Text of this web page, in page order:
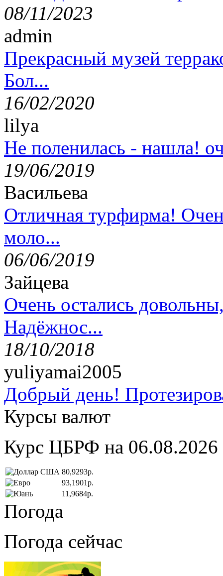
08/11/2023
admin
Прекрасный музей
Бол...
16/02/2020
lilya
Не поленилась - нашла!
19/06/2019
Васильева
Отличная турфирма!
моло...
06/06/2019
Зайцева
Очень остались
Надёжнос...
18/10/2018
yuliyamai2005
Добрый день!
Курсы валют
Курс ЦБРФ на 06.08.2026
80,9293р.
93,1901р.
11,9684р.
Погода
Погода сейчас